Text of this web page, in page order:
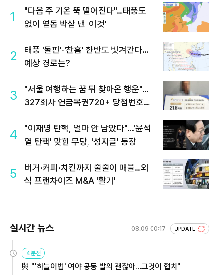
1
"다음 주 기온 뚝 떨어진다"…태풍도
없이 열돔 박살 낸 '이것'
2
태풍 '돌핀'·'찬홈' 한반도 빗겨간다…
예상 경로는?
3
"서울 여행하는 꿈 뒤 찾아온 행운"…
327회차 연금복권720+ 당첨번호조
4
"이재명 탄핵, 얼마 안 남았다"...'윤석
열 탄핵' 맞힌 무당, '성지글' 등장
5
버거·커피·치킨까지 줄줄이 매물…외
식 프랜차이즈 M&A '활기'
실시간 뉴스 08.09 00:17 UPDATE
4분전
與 "'하늘이법' 여야 공동 발의 괜찮아…그것이 협치"